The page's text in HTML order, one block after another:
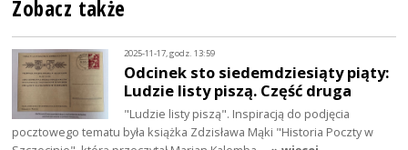
Zobacz także
2025-11-17, godz. 13:59
Odcinek sto siedemdziesiąty piąty:
Ludzie listy piszą. Część druga
"Ludzie listy piszą". Inspiracją do podjęcia
pocztowego tematu była książka Zdzisława Mąki "Historia Poczty w